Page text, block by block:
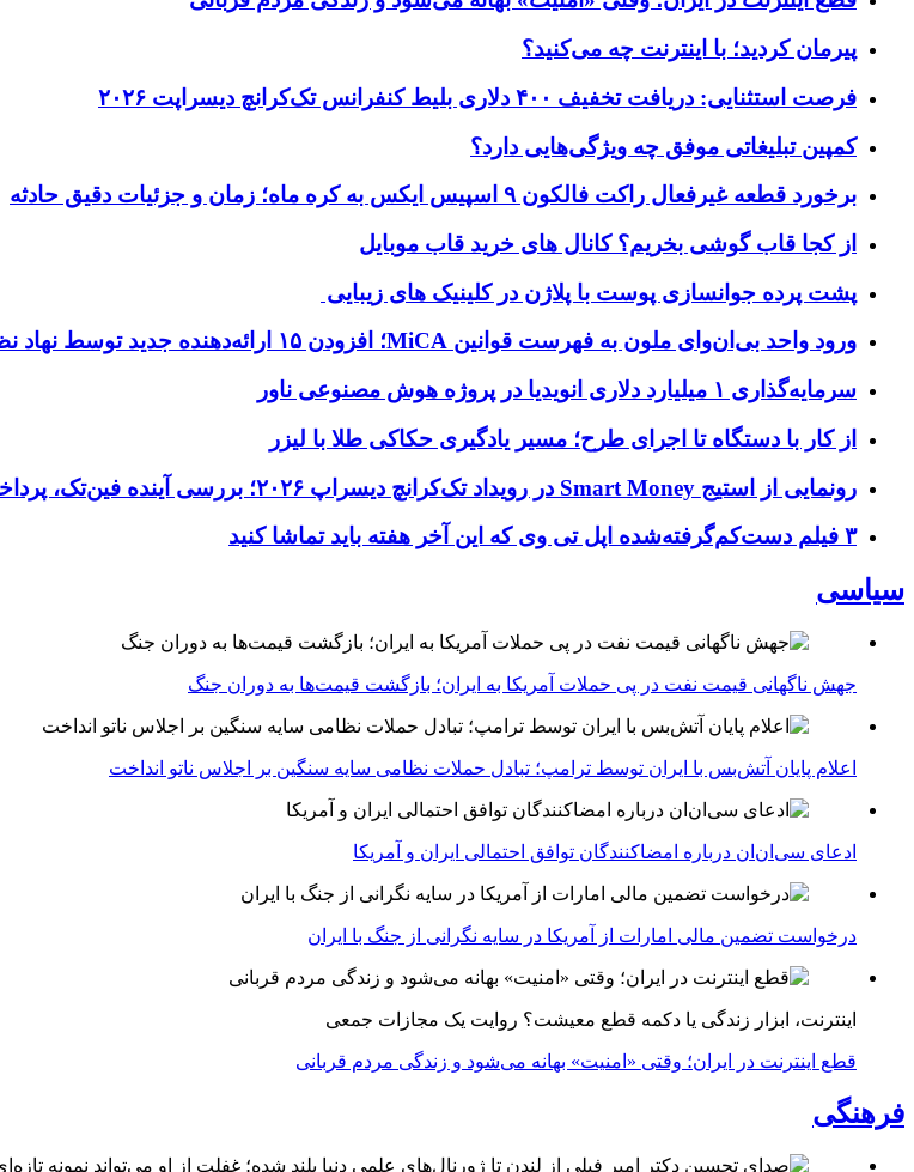
پیرمان کردید؛ با اینترنت چه می‌کنید؟
فرصت استثنایی: دریافت تخفیف ۴۰۰ دلاری بلیط کنفرانس تک‌کرانچ دیسراپت ۲۰۲۶
کمپین تبلیغاتی موفق چه ویژگی‌هایی دارد؟
برخورد قطعه غیرفعال راکت فالکون ۹ اسپیس ایکس به کره ماه؛ زمان و جزئیات دقیق حادثه
از کجا قاب گوشی بخریم؟ کانال های خرید قاب موبایل
پشت پرده جوانسازی پوست با پلاژن در کلینیک های زیبایی
ورود واحد بی‌ان‌وای ملون به فهرست قوانین MiCA؛ افزودن ۱۵ ارائه‌دهنده جدید توسط نهاد نظارتی اروپا
سرمایه‌گذاری ۱ میلیارد دلاری انویدیا در پروژه هوش مصنوعی ناور
از کار با دستگاه تا اجرای طرح؛ مسیر یادگیری حکاکی طلا با لیزر
رونمایی از استیج Smart Money در رویداد تک‌کرانچ دیسراپ ۲۰۲۶؛ بررسی آینده فین‌تک، پرداخت‌ ها و هوش مصنوعی
۳ فیلم دست‌کم‌گرفته‌شده اپل تی وی که این آخر هفته باید تماشا کنید
سیاسی
جهش ناگهانی قیمت نفت در پی حملات آمریکا به ایران؛ بازگشت قیمت‌ها به دوران جنگ
اعلام پایان آتش‌بس با ایران توسط ترامپ؛ تبادل حملات نظامی سایه سنگین بر اجلاس ناتو انداخت
ادعای سی‌ان‌ان درباره امضاکنندگان توافق احتمالی ایران و آمریکا
درخواست تضمین مالی امارات از آمریکا در سایه نگرانی از جنگ با ایران
اینترنت، ابزار زندگی یا دکمه قطع معیشت؟ روایت یک مجازات جمعی
قطع اینترنت در ایران؛ وقتی «امنیت» بهانه می‌شود و زندگی مردم قربانی
فرهنگی